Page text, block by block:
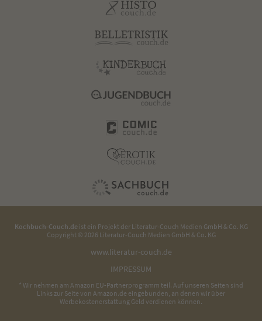
Kochbuch-Couch.deist ein Projekt der Literatur-Couch Medien GmbH & Co. KG
Copyright © 2026 Literatur-Couch Medien GmbH & Co. KG
www.literatur-couch.de
IMPRESSUM
* Wir nehmen am Amazon EU-Partnerprogramm teil. Auf unseren Seiten sind
Links zur Seite von Amazon.de eingebunden, an denen wir über
Werbekostenerstattung Geld verdienen können.